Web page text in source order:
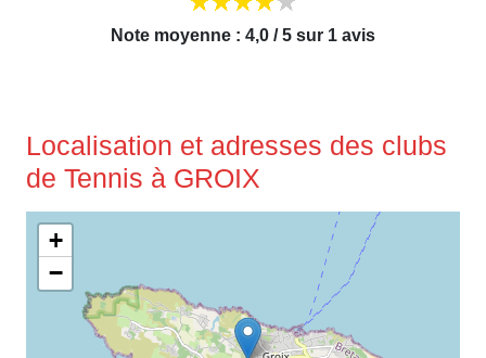
Note moyenne : 4,0 / 5 sur 1 avis
Localisation et adresses des clubs
de Tennis à GROIX
+
−